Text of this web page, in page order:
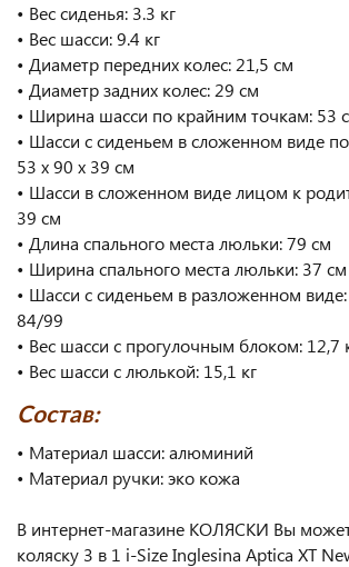
• Вес сиденья: 3.3 кг
• Вес шасси: 9.4 кг
• Диаметр передних колес: 21,5 см
• Диаметр задних колес: 29 см
• Ширина шасси по крайним точкам: 53
• Шасси с сиденьем в сложенном виде
53 x 90 x 39 см
• Шасси в сложенном виде лицом к
39 см
• Длина спального места люльки: 79 см
• Ширина спального места люльки: 37 см
• Шасси с сиденьем в разложенном
84/99
• Вес шасси с прогулочным блоком: 12,7
• Вес шасси с люлькой: 15,1 кг
Состав:
• Материал шасси: алюминий
• Материал ручки: эко кожа
В интернет-магазине КОЛЯСКИ Вы
коляску 3 в 1 i-Size Inglesina Aptica XT